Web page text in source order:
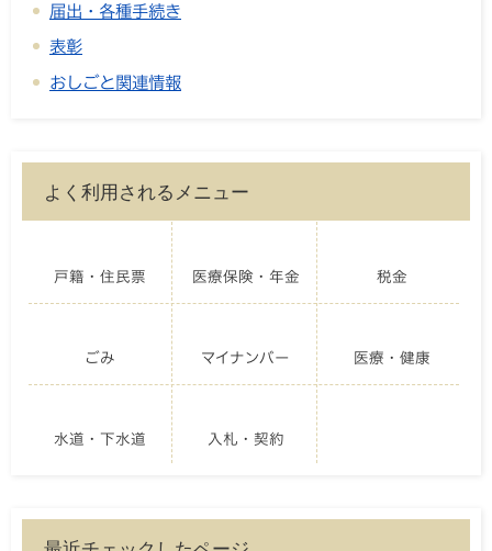
届出・各種手続き
表彰
おしごと関連情報
よく利用されるメニュー
戸籍・住民票 医療保険・年金 税金
ごみ マイナンバー 医療・健康
水道・下水道 入札・契約